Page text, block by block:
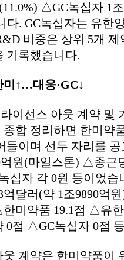
△GC녹십자 1
다. GC녹십자는 유한
비중은 상위 5개 제
기록했습니다.
미↑…대웅·GC↓
이선스 아웃 계약 및
합 정리하면 한미약
들이며 선두 자리를
원(마일스톤) △종근
십자 각 0원 등이었습
달러(약 1조9890억
미약품 19.1점 △유
0점 △GC녹십자 0점
계약은 한미약품이